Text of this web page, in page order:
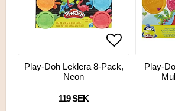
Lägg till i
Lägg till i
Play-Doh Leklera 8-Pack,
Neon
119 SEK
Play-